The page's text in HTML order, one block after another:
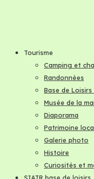
Tourisme
Camping et
Randonnées
Base de Loisirs
Musée de la
Diaporama
Patrimoine
Galerie photo
Histoire
Curiosités et